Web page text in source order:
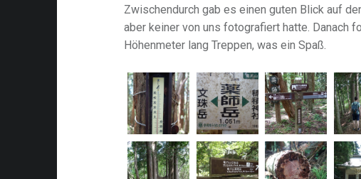
Zwischendurch gab es einen guten Blick auf
aber keiner von uns fotografiert hatte. Danach
Höhenmeter lang Treppen, was ein Spaß.